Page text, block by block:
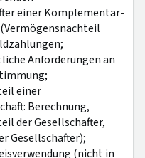
einer Komplementär-
Anforderungen an
einer
Berechnung,
der Gesellschafter,
Gesellschafter);
(nicht in